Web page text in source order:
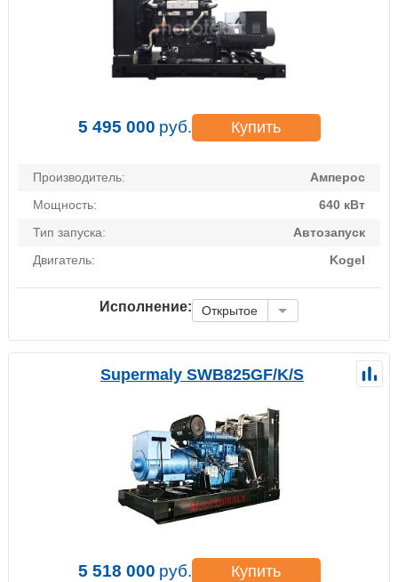
5 495 000 руб. Купить
Производитель:
Амперос
Мощность:
640 кВт
Тип запуска:
Автозапуск
Двигатель:
Kogel
Исполнение: Открытое
Supermaly SWB825GF/K/S
5 518 000 руб. Купить